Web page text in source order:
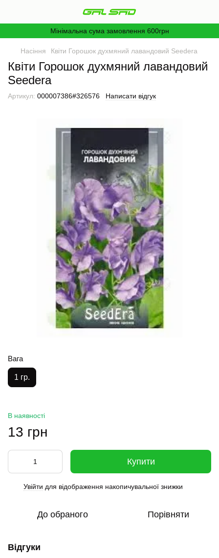
Мінімальна сума замовлення 600грн
Насіння Квіти Горошок духмяний лавандовий Seedera
Квіти Горошок духмяний лавандовий
Seedera
Артикул: 000007386#326576 Написати відгук
Вага
1 гр.
В наявності
13 грн
Купити
Увійти для відображення накопичувальної знижки
До обраного Порівняти
Відгуки